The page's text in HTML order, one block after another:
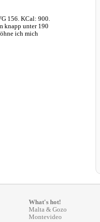
156. KCal: 900.
knapp unter 190
ich mich
What's hot!
Malta & Gozo
Montevideo